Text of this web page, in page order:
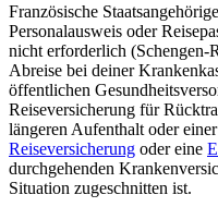
Französische
Personalausweis oder
nicht erforderlich (Schengen-
Abreise bei deiner
öffentlichen
Reiseversicherung für
längeren Aufenthalt oder
Reiseversicherung oder eine
durchgehenden
Situation zugeschnitten ist.